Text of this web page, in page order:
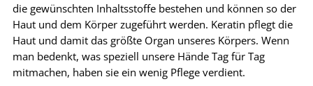
die gewünschten Inhaltsstoffe bestehen und können so der
Haut und dem Körper zugeführt werden. Keratin pflegt die
Haut und damit das größte Organ unseres Körpers. Wenn
man bedenkt, was speziell unsere Hände Tag für Tag
mitmachen, haben sie ein wenig Pflege verdient.